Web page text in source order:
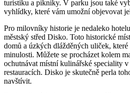
turistiku ‍a pikniky. V parku ‌jsou také
vyhlídky, které⁣ vám umožní objevovat
Pro milovníky historie je nedaleko
městský střed Disko. Toto historické
domů a⁣ úzkých dlážděných uliček, které
⁢minulosti. ⁤Můžete se⁢ procházet kolem
ochutnávat místní kulinářské speciality
restauracích. Disko‌ je skutečně perla
navštívit.